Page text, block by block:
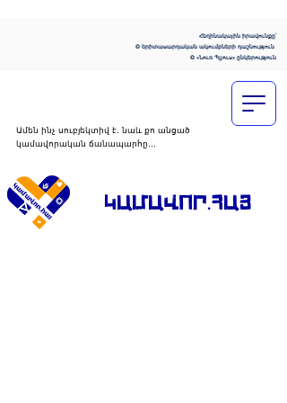
ԿԱՄԱՎՈՐ․ՀԱՅ
Հեղինակային իրավունքը՝
© Երիտասարդական ակումբների դաշնություն
© «Նուռ Պլյուս» ընկերություն
Ամեն ինչ սուբյեկտիվ է․ նաև քո անցած
կամավորական ճանապարհը․․․